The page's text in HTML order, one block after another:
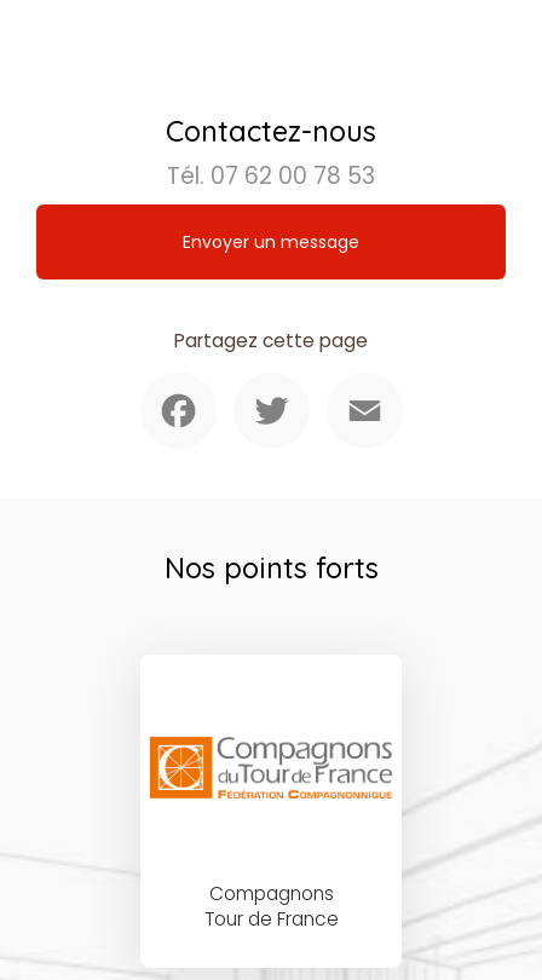
Contactez-nous
Tél. 07 62 00 78 53
Envoyer un message
Partagez cette page
Nos points forts
Compagnons
Tour de France